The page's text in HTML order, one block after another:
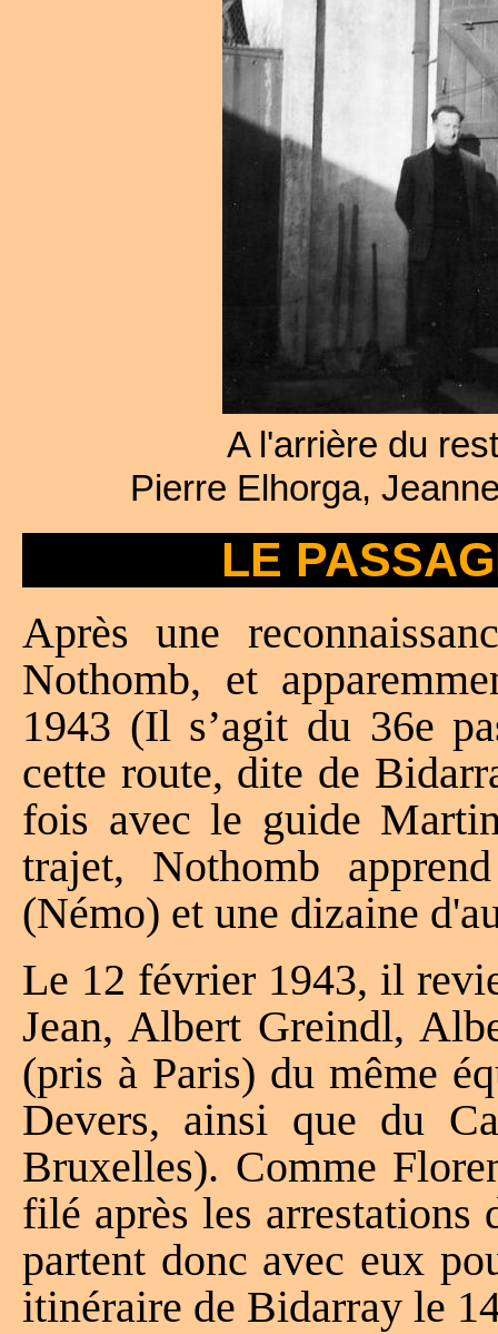
A l'arrière du
Pierre Elhorga,
LE
Après une
Nothomb, et
1943 (Il s’agit du 36e
cette route, dite de
fois avec le guide
trajet, Nothomb
(Némo) et une dizaine
Le 12 février 1943, il
Jean, Albert Greindl,
(pris à Paris) du même
Devers, ainsi que du
Bruxelles). Comme
filé après les arrestations
partent donc avec eux
itinéraire de Bidarray le